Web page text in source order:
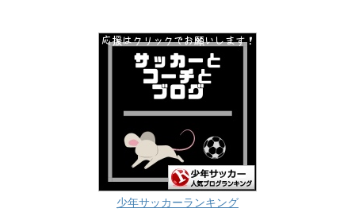
少年サッカーランキング